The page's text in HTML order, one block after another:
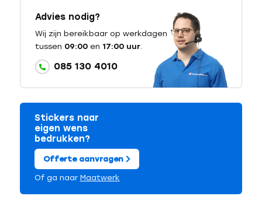
Advies nodig?
Wij zijn bereikbaar op werkdagen
tussen 09:00en 17:00 uur.
085 130 4010
Stickers naar
eigen wens
bedrukken?
Offerte aanvragen
Of ga naar Maatwerk